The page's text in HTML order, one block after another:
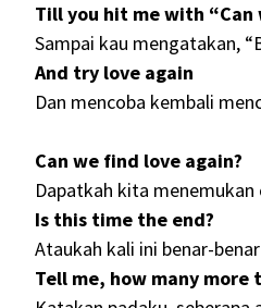
Till you hit me with “Can
Sampai kau mengatakan,
And try love again
Dan mencoba kembali
Can we find love again?
Dapatkah kita menemukan
Is this time the end?
Ataukah kali ini benar-
Tell me, how many more